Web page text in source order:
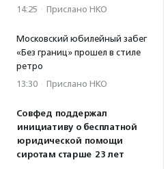
14:25 · Прислано НКО
Московский юбилейный забег
«Без границ» прошел в стиле
ретро
13:30 · Прислано НКО
Совфед поддержал
инициативу о бесплатной
юридической помощи
сиротам старше 23 лет